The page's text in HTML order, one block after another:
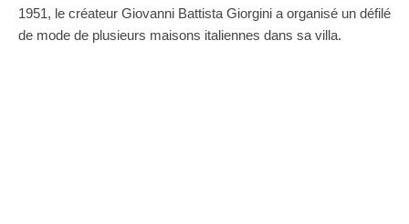
1951, le créateur Giovanni Battista Giorgini a organisé un défilé
de mode de plusieurs maisons italiennes dans sa villa.